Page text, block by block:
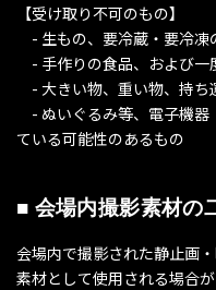
【受け取り不可のもの】
- 生もの、要冷蔵・要冷凍
- 手作りの食品、および一
- 大きい物、重い物、持ち
- ぬいぐるみ等、電子機器
ている可能性のあるもの
■ 会場内撮影素材の
会場内で撮影された静止画
素材として使用される場合